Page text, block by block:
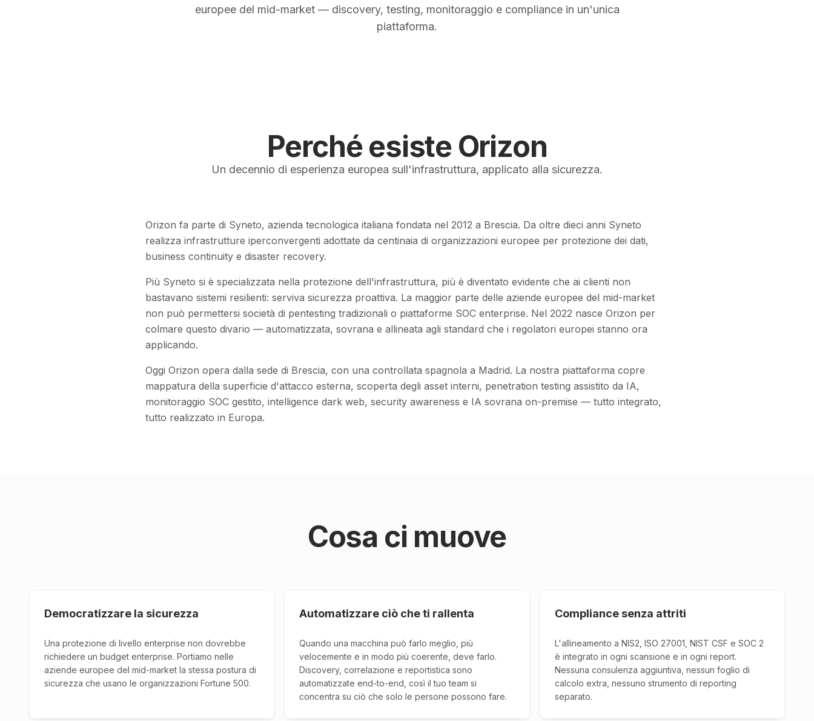
Confronta servizi Vedi i prezzi
europee del mid-market — discovery, testing, monitoraggio e compliance in un'unica
piattaforma.
Perché esiste Orizon
Un decennio di esperienza europea sull'infrastruttura, applicato alla sicurezza.
Orizon fa parte di Syneto, azienda tecnologica italiana fondata nel 2012 a Brescia. Da oltre dieci anni Syneto
realizza infrastrutture iperconvergenti adottate da centinaia di organizzazioni europee per protezione dei dati,
business continuity e disaster recovery.
Più Syneto si è specializzata nella protezione dell'infrastruttura, più è diventato evidente che ai clienti non
bastavano sistemi resilienti: serviva sicurezza proattiva. La maggior parte delle aziende europee del mid-market
non può permettersi società di pentesting tradizionali o piattaforme SOC enterprise. Nel 2022 nasce Orizon per
colmare questo divario — automatizzata, sovrana e allineata agli standard che i regolatori europei stanno ora
applicando.
Oggi Orizon opera dalla sede di Brescia, con una controllata spagnola a Madrid. La nostra piattaforma copre
mappatura della superficie d'attacco esterna, scoperta degli asset interni, penetration testing assistito da IA,
monitoraggio SOC gestito, intelligence dark web, security awareness e IA sovrana on-premise — tutto integrato,
tutto realizzato in Europa.
Cosa ci muove
Democratizzare la sicurezza
Una protezione di livello enterprise non dovrebbe
richiedere un budget enterprise. Portiamo nelle
aziende europee del mid-market la stessa postura di
sicurezza che usano le organizzazioni Fortune 500.
Automatizzare ciò che ti rallenta
Quando una macchina può farlo meglio, più
velocemente e in modo più coerente, deve farlo.
Discovery, correlazione e reportistica sono
automatizzate end-to-end, così il tuo team si
concentra su ciò che solo le persone possono fare.
Compliance senza attriti
L'allineamento a NIS2, ISO 27001, NIST CSF e SOC 2
è integrato in ogni scansione e in ogni report.
Nessuna consulenza aggiuntiva, nessun foglio di
calcolo extra, nessuno strumento di reporting
separato.